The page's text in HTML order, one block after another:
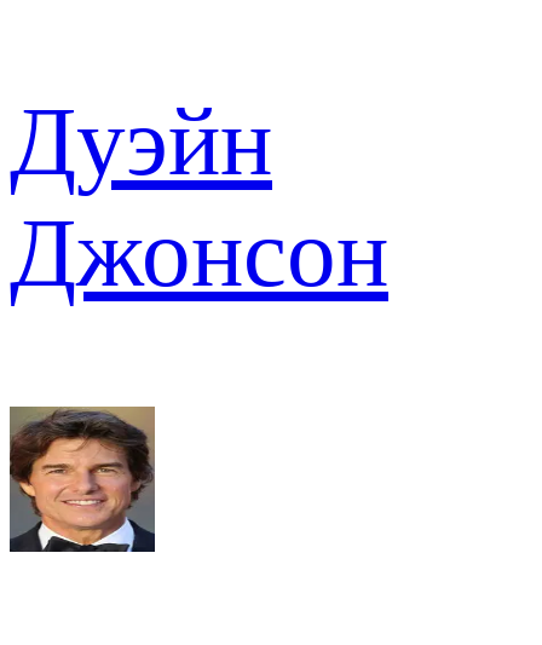
Дуэйн
Джонсон